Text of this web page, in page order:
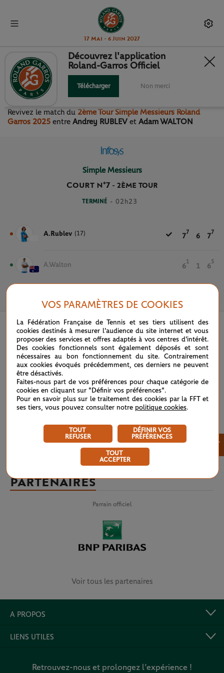
17 Mai - 6 Juin 2027
2ÈME TOUR SIMPLE
MESSIEURS
Revivez le match du 2ème Tour Simple Messieurs Roland
Garros 2025 entre Andrey RUBLEV et Adam WALTON
Simple Messieurs
Court n°7- 2ÈME TOUR
TERMINÉ - 02h23
A.Rublev (17) 7
7
6 7
7
A.Walton 6
1
1 6
5
29 MAI 2025
Découvrez l'application
Roland-Garros Officiel
Télécharger Non merci
PARTENAIRES
Parrain officiel
Voir tous les partenaires
A PROPOS
LIENS UTILES
Retrouvez-nous et prolongez l’expérience !
VOS PARAMÈTRES DE COOKIES
La Fédération Française de Tennis et ses tiers utilisent des
cookies destinés à mesurer l'audience du site internet et vous
proposer des services et offres adaptés à vos centres d'intérêt.
Des cookies fonctionnels sont également déposés et sont
nécessaires au bon fonctionnement du site. Contrairement
aux cookies évoqués précédemment, ces derniers ne peuvent
être désactivés.
Faites-nous part de vos préférences pour chaque catégorie de
cookies en cliquant sur "Définir vos préférences".
Pour en savoir plus sur le traitement des cookies par la FFT et
ses tiers, vous pouvez consulter notre politique cookies.
TOUT
REFUSER
DÉFINIR VOS
PRÉFÉRENCES
TOUT
ACCEPTER